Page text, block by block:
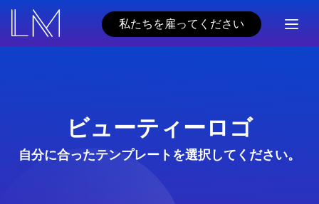
私たちを雇ってください
ビューティーロゴ
自分に合ったテンプレートを選択してください。